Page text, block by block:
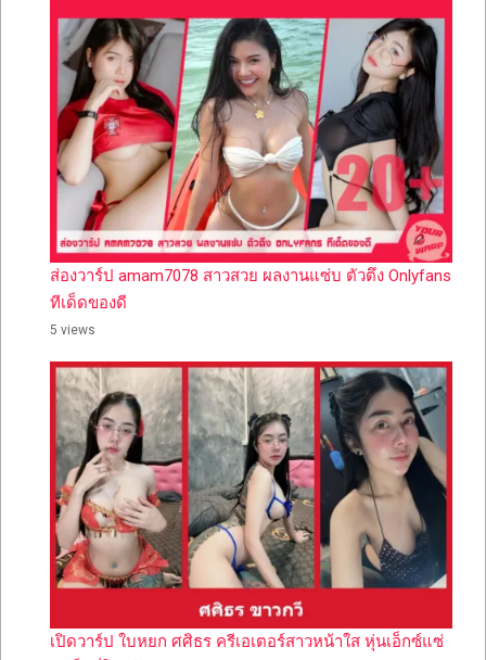
ส่องวาร์ป amam7078 สาวสวย ผลงานแซ่บ ตัวตึง Onlyfans
ทีเด็ดของดี
5 views
เปิดวาร์ป ใบหยก ศศิธร ครีเอเตอร์สาวหน้าใส หุ่นเอ็กซ์แซ่